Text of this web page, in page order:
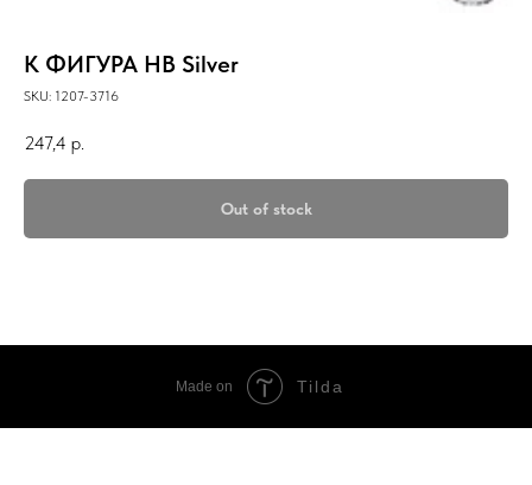
К ФИГУРА HB Silver
SKU: 1207-3716
247,4 р.
Out of stock
Made on Tilda